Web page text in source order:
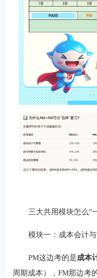
三大共用模块怎么"
模块一：成本会计
PM这边考的是成本
周期成本），FM那边考